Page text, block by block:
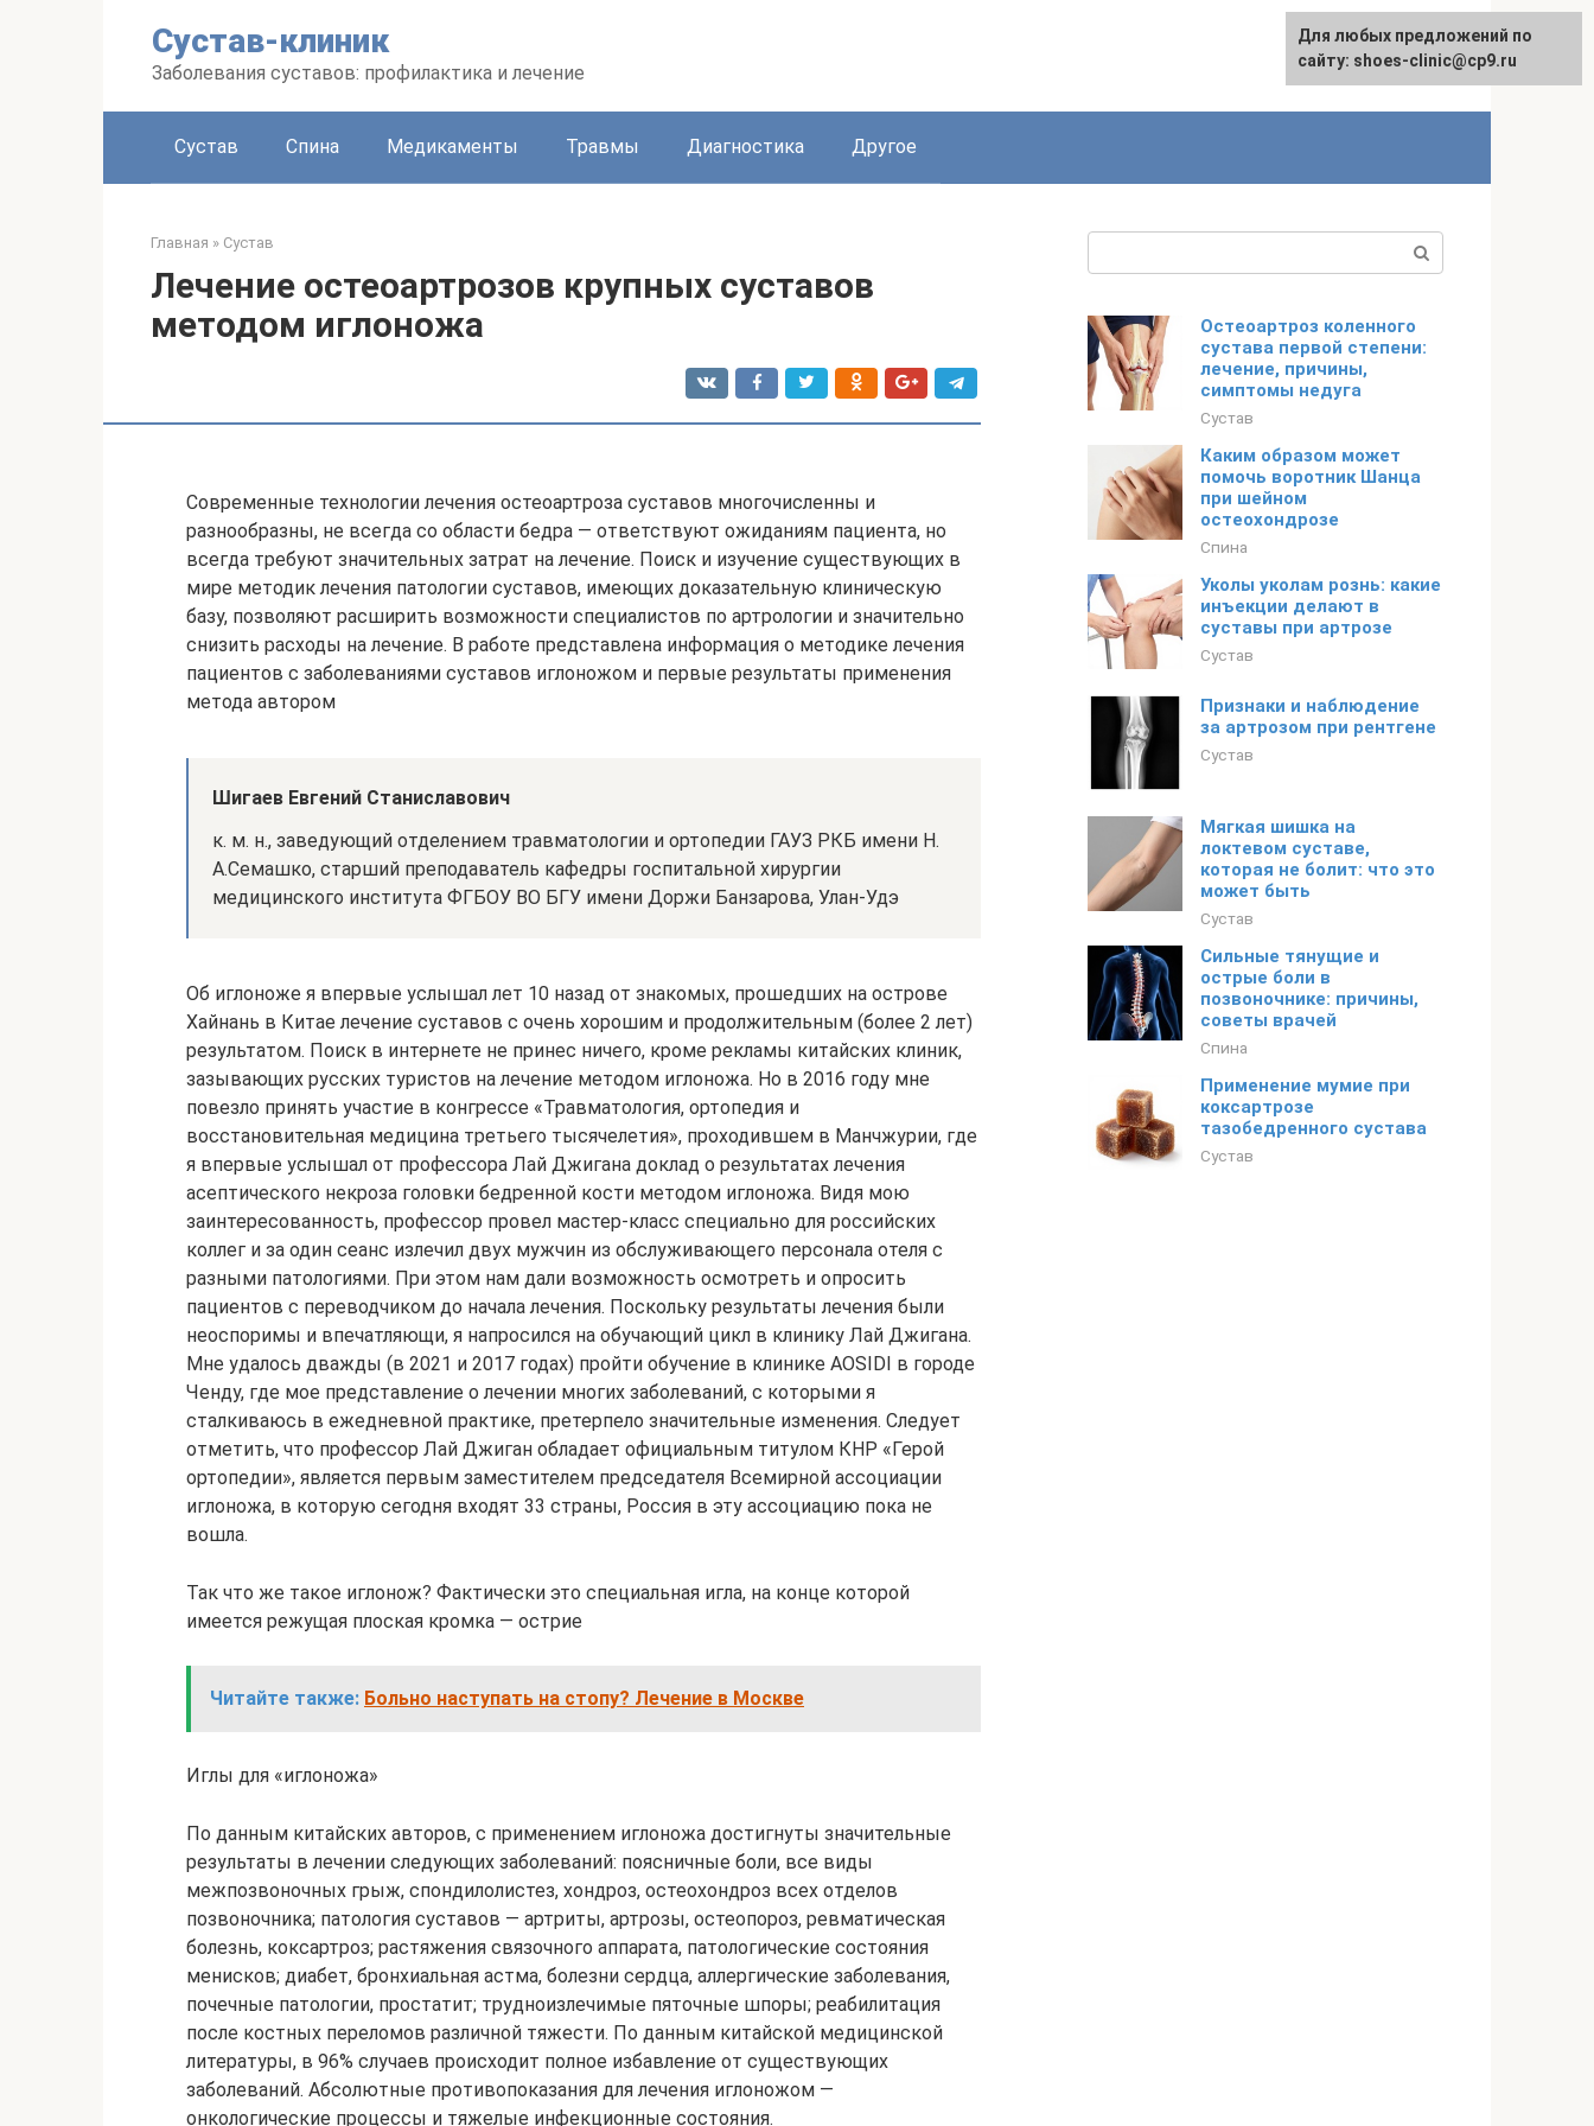
Сустав-клиник
Заболевания суставов: профилактика и лечение
Сустав Спина Медикаменты Травмы Диагностика Другое
Главная » Сустав
Лечение остеоартрозов крупных суставов
методом иглоножа
Современные технологии лечения остеоартроза суставов многочисленны и
разнообразны, не всегда со области бедра — ответствуют ожиданиям пациента, но
всегда требуют значительных затрат на лечение. Поиск и изучение существующих в
мире методик лечения патологии суставов, имеющих доказательную клиническую
базу, позволяют расширить возможности специалистов по артрологии и значительно
снизить расходы на лечение. В работе представлена информация о методике лечения
пациентов с заболеваниями суставов иглоножом и первые результаты применения
метода автором
Шигаев Евгений Станиславович
к. м. н., заведующий отделением травматологии и ортопедии ГАУЗ РКБ имени Н.
А.Семашко, старший преподаватель кафедры госпитальной хирургии
медицинского института ФГБОУ ВО БГУ имени Доржи Банзарова, Улан-Удэ
Об иглоноже я впервые услышал лет 10 назад от знакомых, прошедших на острове
Хайнань в Китае лечение суставов с очень хорошим и продолжительным (более 2 лет)
результатом. Поиск в интернете не принес ничего, кроме рекламы китайских клиник,
зазывающих русских туристов на лечение методом иглоножа. Но в 2016 году мне
повезло принять участие в конгрессе «Травматология, ортопедия и
восстановительная медицина третьего тысячелетия», проходившем в Манчжурии, где
я впервые услышал от профессора Лай Джигана доклад о результатах лечения
асептического некроза головки бедренной кости методом иглоножа. Видя мою
заинтересованность, профессор провел мастер-класс специально для российских
коллег и за один сеанс излечил двух мужчин из обслуживающего персонала отеля с
разными патологиями. При этом нам дали возможность осмотреть и опросить
пациентов с переводчиком до начала лечения. Поскольку результаты лечения были
неоспоримы и впечатляющи, я напросился на обучающий цикл в клинику Лай Джигана.
Мне удалось дважды (в 2021 и 2017 годах) пройти обучение в клинике AOSIDI в городе
Ченду, где мое представление о лечении многих заболеваний, с которыми я
сталкиваюсь в ежедневной практике, претерпело значительные изменения. Следует
отметить, что профессор Лай Джиган обладает официальным титулом КНР «Герой
ортопедии», является первым заместителем председателя Всемирной ассоциации
иглоножа, в которую сегодня входят 33 страны, Россия в эту ассоциацию пока не
вошла.
Так что же такое иглонож? Фактически это специальная игла, на конце которой
имеется режущая плоская кромка — острие
Читайте также: Больно наступать на стопу? Лечение в Москве
Иглы для «иглоножа»
По данным китайских авторов, с применением иглоножа достигнуты значительные
результаты в лечении следующих заболеваний: поясничные боли, все виды
межпозвоночных грыж, спондилолистез, хондроз, остеохондроз всех отделов
позвоночника; патология суставов — артриты, артрозы, остеопороз, ревматическая
болезнь, коксартроз; растяжения связочного аппарата, патологические состояния
менисков; диабет, бронхиальная астма, болезни сердца, аллергические заболевания,
почечные патологии, простатит; трудноизлечимые пяточные шпоры; реабилитация
после костных переломов различной тяжести. По данным китайской медицинской
литературы, в 96% случаев происходит полное избавление от существующих
заболеваний. Абсолютные противопоказания для лечения иглоножом —
онкологические процессы и тяжелые инфекционные состояния.
Остеоартроз коленного
сустава первой степени:
лечение, причины,
симптомы недуга
Сустав
Каким образом может
помочь воротник Шанца
при шейном
остеохондрозе
Спина
Уколы уколам рознь: какие
инъекции делают в
суставы при артрозе
Сустав
Признаки и наблюдение
за артрозом при рентгене
Сустав
Мягкая шишка на
локтевом суставе,
которая не болит: что это
может быть
Сустав
Сильные тянущие и
острые боли в
позвоночнике: причины,
советы врачей
Спина
Применение мумие при
коксартрозе
тазобедренного сустава
Сустав
Для любых предложений по
сайту: shoes-clinic@cp9.ru